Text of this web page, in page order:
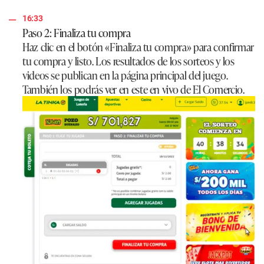
16:33
Paso 2: Finaliza tu compra
Haz clic en el botón «Finaliza tu compra» para confirmar
tu compra y listo. Los resultados de los sorteos y los
videos se publican en la página principal del juego.
También los podrás ver en este en vivo de El Comercio.